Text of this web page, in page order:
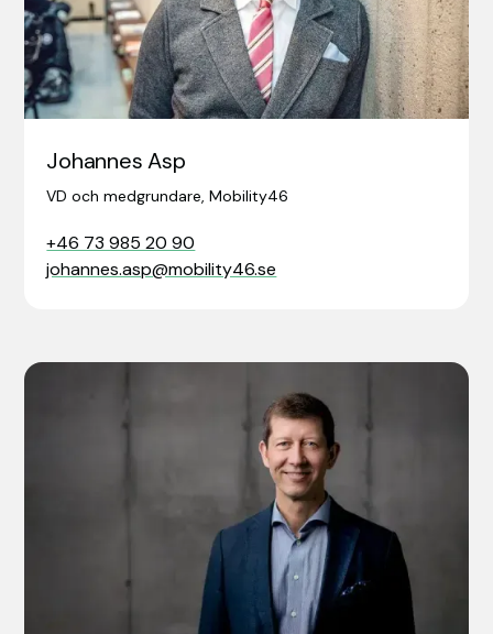
Johannes Asp
VD och medgrundare, Mobility46
+46 73 985 20 90
johannes.asp@mobility46.se